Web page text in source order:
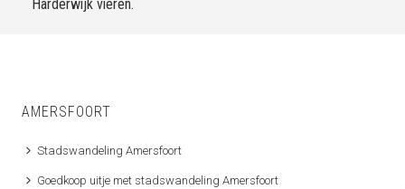
Harderwijk vieren.
AMERSFOORT
Stadswandeling Amersfoort
Goedkoop uitje met stadswandeling Amersfoort